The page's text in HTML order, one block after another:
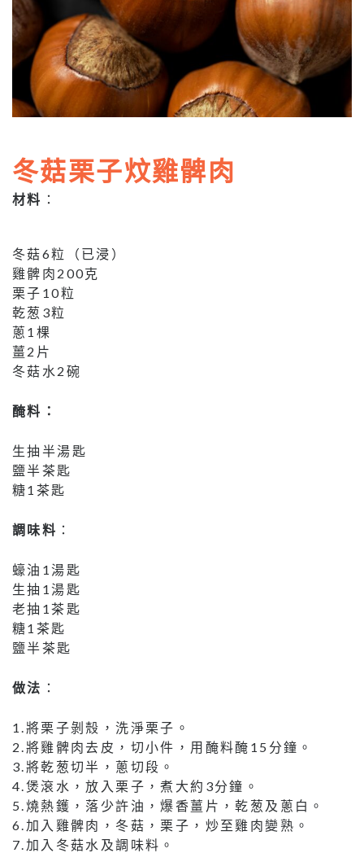
冬菇栗子炆雞髀肉
材料 ：
冬菇6粒（已浸）
雞髀肉200克
栗子10粒
乾葱3粒
蔥1棵
薑2片
冬菇水2碗
醃料：
生抽半湯匙
鹽半茶匙
糖1茶匙
調味料 ：
蠔油1湯匙
生抽1湯匙
老抽1茶匙
糖1茶匙
鹽半茶匙
做法 ：
1.將栗子剝殼，洗淨栗子。
2.將雞髀肉去皮，切小件，用醃料醃15分鐘。
3.將乾葱切半，蔥切段。
4.煲滾水，放入栗子，煮大約3分鐘。
5.燒熱鑊，落少許油，爆香薑片，乾葱及蔥白。
6.加入雞髀肉，冬菇，栗子，炒至雞肉變熟。
7.加入冬菇水及調味料。